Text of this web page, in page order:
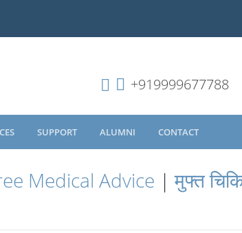
+919999677788
SUPPORT ALUMNI CONTACT
Medical Advice |मुफ्त